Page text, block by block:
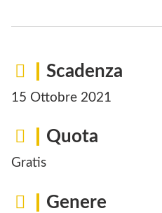
Scadenza
15 Ottobre 2021
Quota
Gratis
Genere